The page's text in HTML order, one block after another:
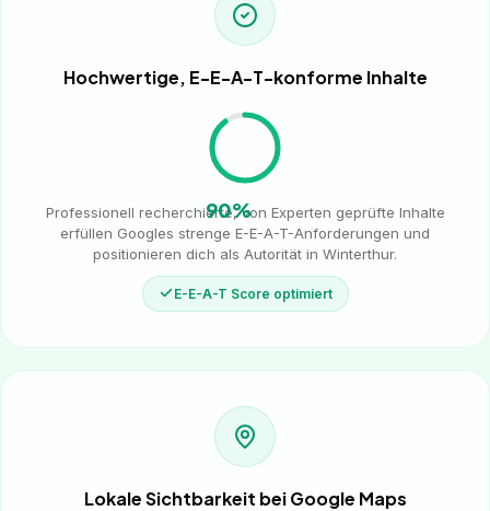
Hochwertige, E-E-A-T-konforme Inhalte
90%
Professionell recherchierte, von Experten geprüfte Inhalte
erfüllen Googles strenge E-E-A-T-Anforderungen und
positionieren dich als Autorität in Winterthur.
E-E-A-T Score optimiert
Lokale Sichtbarkeit bei Google Maps